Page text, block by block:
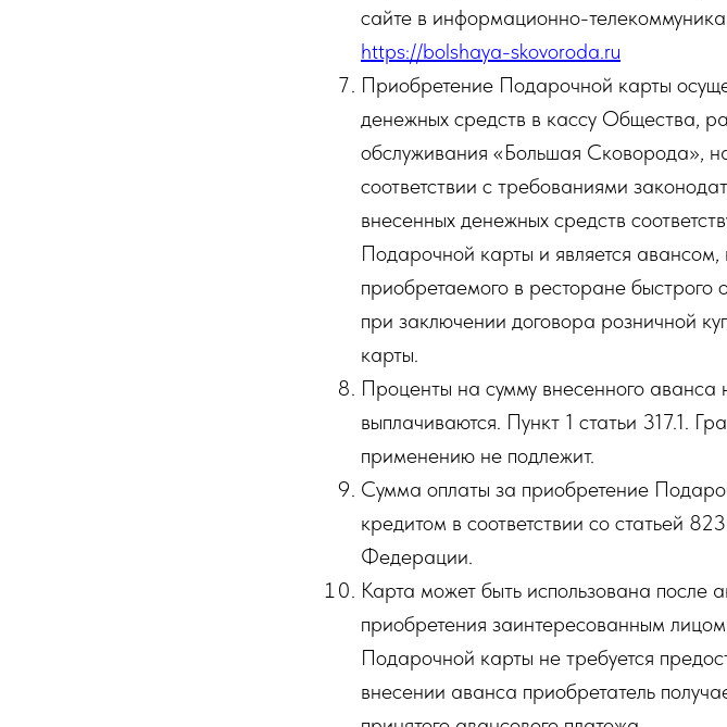
сайте в информационно-
https://bolshaya-skovoroda.ru
Приобретение Подарочной карты
денежных средств в кассу Общества,
обслуживания «Большая Сковорода»,
соответствии с требованиями
внесенных денежных средств
Подарочной карты и является авансом,
приобретаемого в ресторане
при заключении договора розничной
карты.
Проценты на сумму внесенного
выплачиваются. Пункт 1 статьи 317.1.
применению не подлежит.
Сумма оплаты за приобретение
кредитом в соответствии со статьей
Федерации.
Карта может быть использована
приобретения заинтересованным
Подарочной карты не требуется
внесении аванса приобретатель